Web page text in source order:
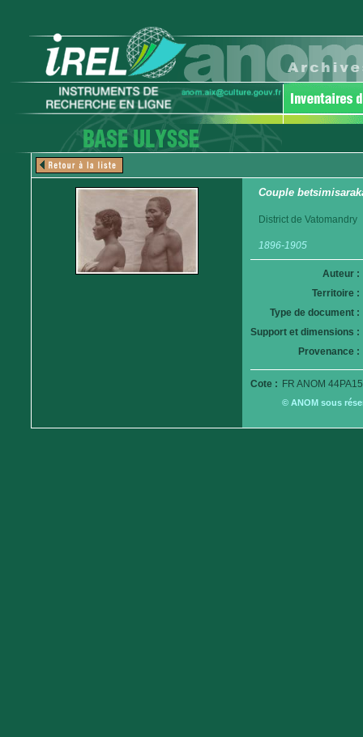
Couple
District de Vatomandry
1896-1905
Auteur :
Territoire :
Type de document :
Support et dimensions :
Provenance :
Cote : FR ANOM
© ANOM sous